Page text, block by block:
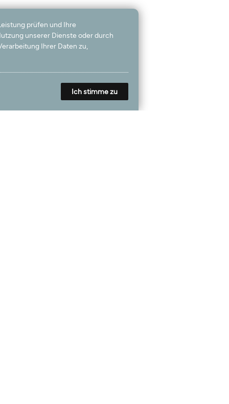
prüfen und Ihre
unserer Dienste oder durch
Ihrer Daten zu,
Ich stimme zu